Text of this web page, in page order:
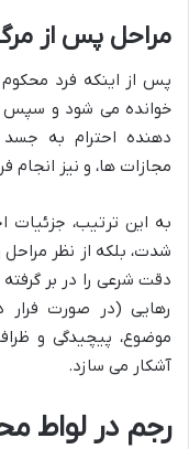
مراحل پس از
پس از اینکه فرد محکوم
خوانده می شود و سپس
دهنده احترام به
مجازات ها، و نیز
به این ترتیب، جزئیات
شدت، بلکه از نظر
دقت شرعی را در بر
رهایی (در صورت
موضوع، پیچیدگی و
آشکار می سازد.
رجم در لواط